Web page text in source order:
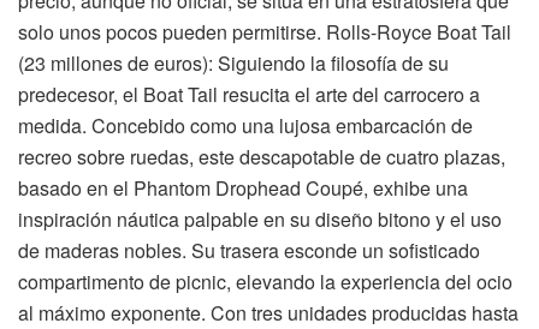
solo unos pocos pueden permitirse. Rolls-Royce Boat Tail
(23 millones de euros): Siguiendo la filosofía de su
predecesor, el Boat Tail resucita el arte del carrocero a
medida. Concebido como una lujosa embarcación de
recreo sobre ruedas, este descapotable de cuatro plazas,
basado en el Phantom Drophead Coupé, exhibe una
inspiración náutica palpable en su diseño bitono y el uso
de maderas nobles. Su trasera esconde un sofisticado
compartimento de picnic, elevando la experiencia del ocio
al máximo exponente. Con tres unidades producidas hasta